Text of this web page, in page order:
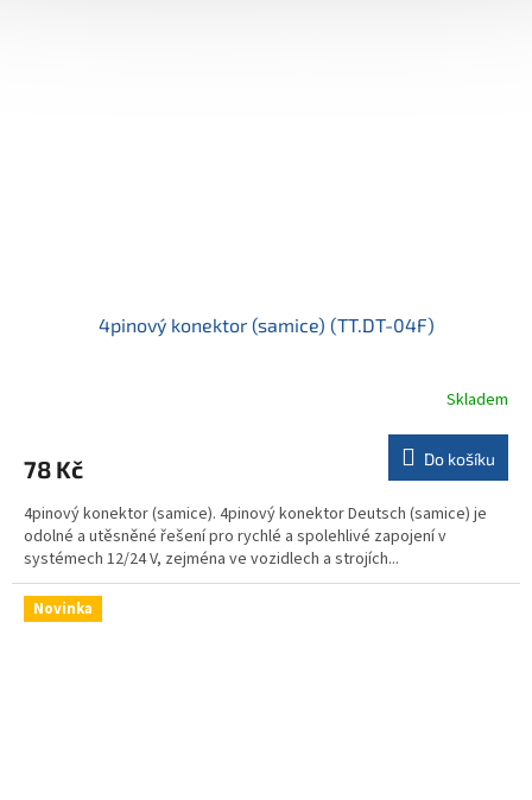
4pinový konektor (samice) (TT.DT-04F)
Skladem
78 Kč Do košíku
4pinový konektor (samice). 4pinový konektor Deutsch (samice) je
odolné a utěsněné řešení pro rychlé a spolehlivé zapojení v
systémech 12/24 V, zejména ve vozidlech a strojích...
Novinka